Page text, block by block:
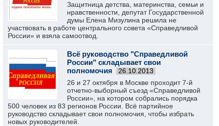
Защитница детства, материнства, семьи и
нравственности, депутат Государственной
думы Елена Мизулина решила не
участвовать в работе центрального совета «Справедливой
России» и взяла самоотвод.
Всё руководство "Справедливой
России" складывает свои
полномочия
26.10.2013
26 и 27 октября в Москве проходит 7-й
отчетно-выборный съезд «Справедливой
России», на котором собрались порядка
500 человек из 83 регионов России. Всё партийное
руководство складывает свои полномочия, чтобы избрать
новых руководителей.